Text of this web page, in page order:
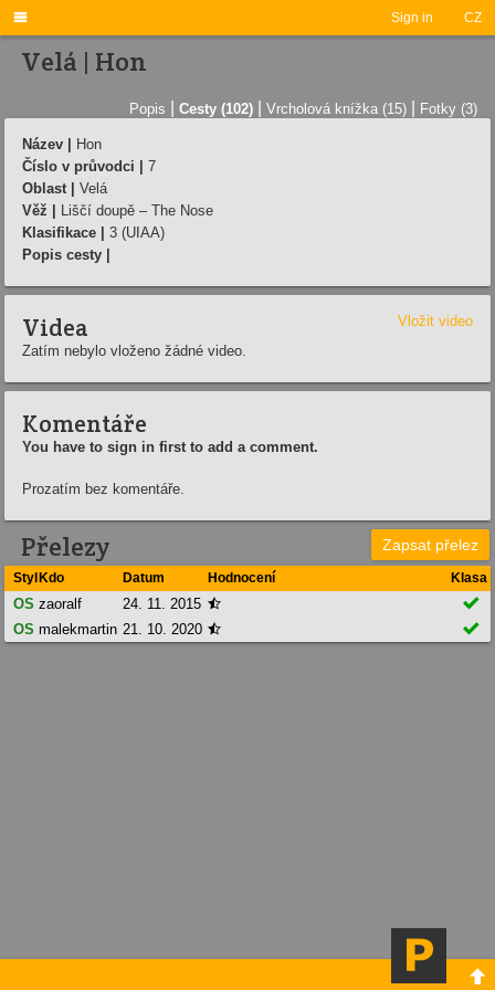
Sign in CZ

Velá | Hon
Popis Cesty (102) Vrcholová knížka (15) Fotky (3)
Název |
Hon
Číslo v průvodci |
7
Oblast |
Velá
Věž |
Liščí doupě – The Nose
Klasifikace |
3 (UIAA)
Popis cesty |
Videa
Vložit video
Zatím nebylo vloženo žádné video.
Komentáře
You have to sign in first to add a comment.
Prozatím bez komentáře.
Přelezy Zapsat přelez
StylKdo Datum Hodnocení Klasa
OS zaoralf 24. 11. 2015 

OS malekmartin 21. 10. 2020  
